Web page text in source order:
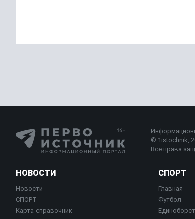
© 1istochnik,
Все права
НОВОСТИ
Новости
СПОРТ
Карта-справочник
СПОРТ
Главная
Футбол